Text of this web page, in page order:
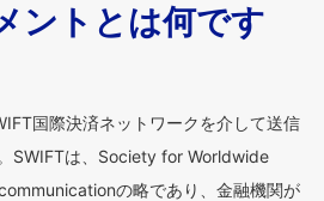
ントとは何です
国際決済ネットワークを介して送信
SWIFTは、Society for Worldwide
の略であり、金融機関が